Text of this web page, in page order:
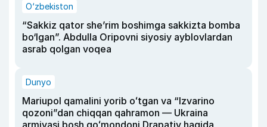
O‘zbekiston
“Sakkiz qator she’rim boshimga sakkizta bomba
bo‘lgan”. Abdulla Oripovni siyosiy ayblovlardan
asrab qolgan voqea
Dunyo
Mariupol qamalini yorib oʻtgan va “Izvarino
qozoni”dan chiqqan qahramon — Ukraina